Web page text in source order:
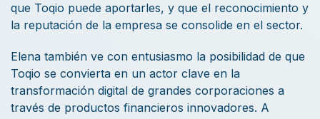
que Toqio puede aportarles, y que el reconocimiento y
la reputación de la empresa se consolide en el sector.
Elena también ve con entusiasmo la posibilidad de que
Toqio se convierta en un actor clave en la
transformación digital de grandes corporaciones a
través de productos financieros innovadores. A